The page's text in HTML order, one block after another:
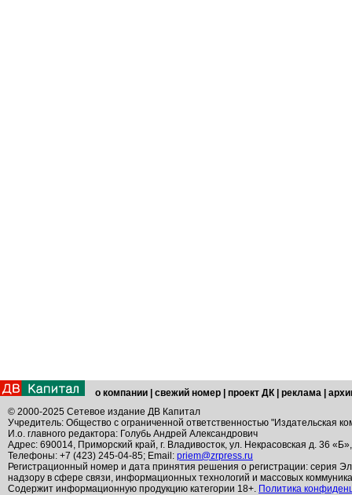
о компании свежий номер проект ДК реклама
© 2000-2025 Сетевое издание ДВ Капитал
Учредитель: Общество с ограниченной ответственностью "Издательская
И.о. главного редактора: Голубь Андрей Александрович
Адрес: 690014, Приморский край, г. Владивосток, ул. Некрасовская д. 36
Телефоны: +7 (423) 245-04-85; Email: priem@zrpress.ru
Регистрационный номер и дата принятия решения о регистрации: серия
надзору в сфере связи, информационных технологий и массовых
Содержит информационную продукцию категории 18+. Политика